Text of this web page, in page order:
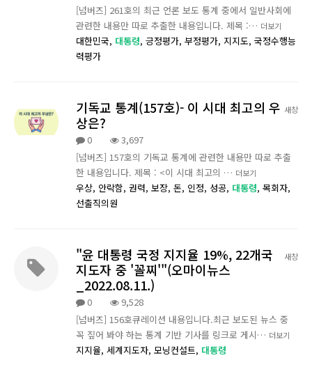
[넘버즈] 261호의 최근 언론 보도 통계 중에서 일반사회에
관련한 내용만 따로 추출한 내용입니다. 제목 :… 더보기
대한민국, 대통령, 긍정평가, 부정평가, 지지도, 국정수행능
력평가
새창
기독교 통계(157호)- 이 시대 최고의 우
상은?
0
3,697
[넘버즈] 157호의 기독교 통계에 관련한 내용만 따로 추출
한 내용입니다. 제목 : <이 시대 최고의 … 더보기
우상, 안락함, 권력, 보장, 돈, 인정, 성공, 대통령, 목회자,
선출직의원
새창
"윤 대통령 국정 지지율 19%, 22개국
지도자 중 '꼴찌'"(오마이뉴스
_2022.08.11.)
0
9,528
[넘버즈] 156호큐레이션 내용입니다.최근 보도된 뉴스 중
꼭 짚어 봐야 하는 통계 기반 기사를 링크로 게시… 더보기
지지율, 세계지도자, 모닝컨설트, 대통령